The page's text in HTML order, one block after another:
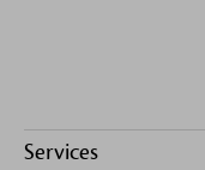
Services